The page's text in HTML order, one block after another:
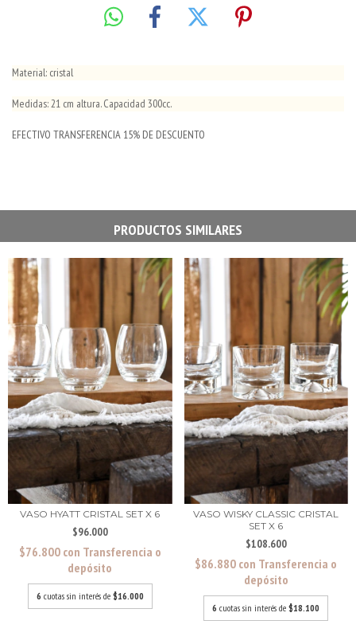
Material: cristal
Medidas: 21 cm altura. Capacidad 300cc.
EFECTIVO TRANSFERENCIA 15% DE DESCUENTO
PRODUCTOS SIMILARES
VASO HYATT CRISTAL SET X 6
$96.000
$76.800 con Transferencia o
depósito
6 cuotas sin interés de $16.000
VASO WISKY CLASSIC CRISTAL
SET X 6
$108.600
$86.880 con Transferencia o
depósito
6 cuotas sin interés de$18.100